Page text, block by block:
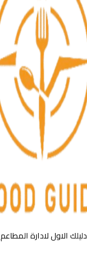
دليلك الاول لادارة المطاعم